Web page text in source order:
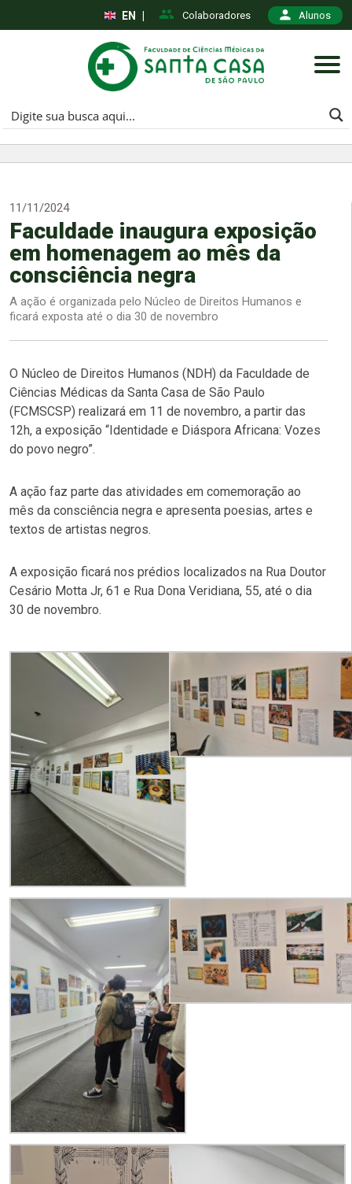
Colaboradores Alunos
EN
11/11/2024
Faculdade inaugura exposição
em homenagem ao mês da
consciência negra
A ação é organizada pelo Núcleo de Direitos Humanos e
ficará exposta até o dia 30 de novembro
O Núcleo de Direitos Humanos (NDH) da Faculdade de
Ciências Médicas da Santa Casa de São Paulo
(FCMSCSP) realizará em 11 de novembro, a partir das
12h, a exposição “Identidade e Diáspora Africana: Vozes
do povo negro”.
A ação faz parte das atividades em comemoração ao
mês da consciência negra e apresenta poesias, artes e
textos de artistas negros.
A exposição ficará nos prédios localizados na Rua Doutor
Cesário Motta Jr, 61 e Rua Dona Veridiana, 55, até o dia
30 de novembro.